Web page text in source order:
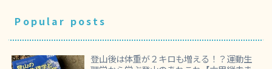
Popular posts
登山後は体重が２キロも増える！？運動生